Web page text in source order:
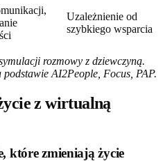
Uzależnienie od
szybkiego wsparcia
rozmowy z dziewczyną.
AI2People, Focus, PAP.
z wirtualną
które zmieniają życie